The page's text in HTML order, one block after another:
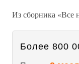
Из сборника «Все
Более 800